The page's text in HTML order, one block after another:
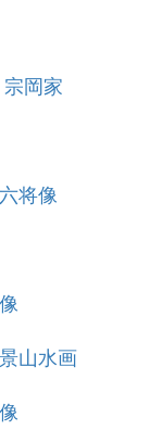
岡家
将像
山水画